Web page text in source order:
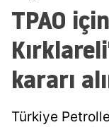
TPAO
kararı
Türkiye